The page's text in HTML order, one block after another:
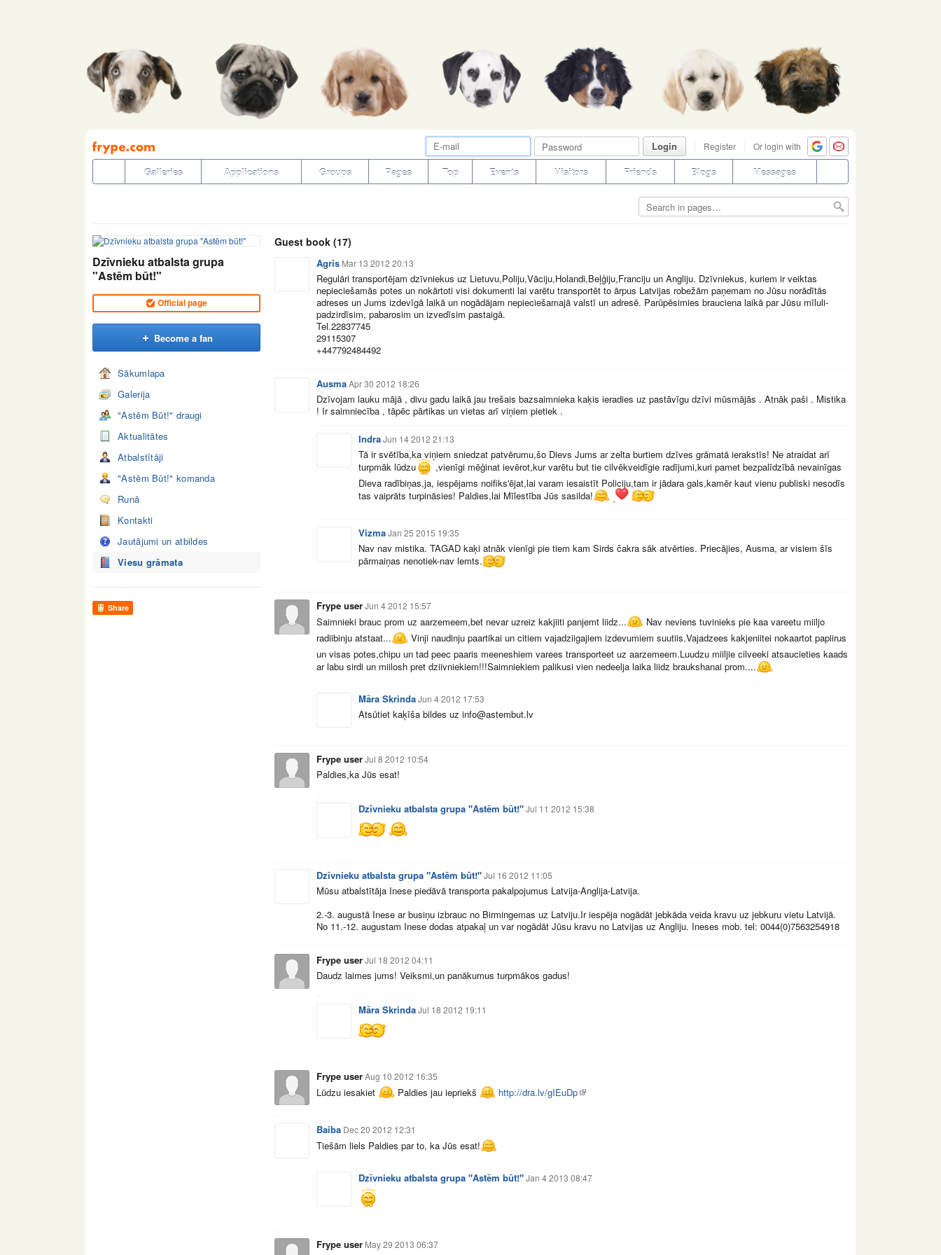
Pāriet
uz
saturu
Login Register Or login with
Galleries Applications Groups Pages Top Events Visitors Friends Blogs Messages
Dzīvnieku atbalsta grupa
"Astēm būt!"
Official page
Become a fan
Sākumlapa
Galerija
"Astēm Būt!" draugi
Aktualitātes
Atbalstītāji
"Astēm Būt!" komanda
Runā
Kontakti
Jautājumi un atbildes
Viesu grāmata
Share
Guest book (17)
Agris Mar 13 2012 20:13
Regulāri transportējam dzīvniekus uz Lietuvu,Poliju,Vāciju,Holandi,Beļģiju,Franciju un Angliju. Dzīvniekus, kuriem ir veiktas
nepieciešamās potes un nokārtoti visi dokumenti lai varētu transportēt to ārpus Latvijas robežām paņemam no Jūsu norādītās
adreses un Jums izdevīgā laikā un nogādājam nepieciešamajā valstī un adresē. Parūpēsimies brauciena laikā par Jūsu mīluli-
padzirdīsim, pabarosim un izvedīsim pastaigā.
Tel.22837745
29115307
+447792484492
AusmaApr 30 2012 18:26
Dzīvojam lauku mājā , divu gadu laikā jau trešais bazsaimnieka kaķis ieradies uz pastāvīgu dzīvi mūsmājās . Atnāk paši . Mistika
! Ir saimniecība , tāpēc pārtikas un vietas arī viņiem pietiek .
IndraJun 14 2012 21:13
Tā ir svētība,ka viņiem sniedzat patvērumu,šo Dievs Jums ar zelta burtiem dzīves grāmatā ierakstīs! Ne atraidat arī
turpmāk lūdzu
,vienīgi mēģinat ievērot,kur varētu but tie cilvēkveidīgie radījumi,kuri pamet bezpalīdzībā nevainīgas
Dieva radībiņas,ja, iespējams noifiks'ējat,lai varam iesaistīt Policiju,tam ir jādara gals,kamēr kaut vienu publiski nesodīs
tas vaiprāts turpināsies! Paldies,lai Mīlestība Jūs sasilda!
VizmaJan 25 2015 19:35
Nav nav mistika. TAGAD kaķi atnāk vienīgi pie tiem kam Sirds čakra sāk atvērties. Priecājies, Ausma, ar visiem šīs
pārmaiņas nenotiek-nav lemts.
Frype userJun 4 2012 15:57
Saimnieki brauc prom uz aarzemeem,bet nevar uzreiz kakjiiti panjemt liidz...
Nav neviens tuvinieks pie kaa vareetu miiljo
radiibinju atstaat...
Vinji naudinju paartikai un citiem vajadziigajiem izdevumiem suutiis.Vajadzees kakjeniitei nokaartot papiirus
un visas potes,chipu un tad peec paaris meeneshiem varees transporteet uz aarzemeem.Luudzu miiljie cilveeki atsaucieties kaads
ar labu sirdi un miilosh pret dziivniekiem!!!Saimniekiem palikusi vien nedeelja laika liidz braukshanai prom....
Māra SkrindaJun 4 2012 17:53
Atsūtiet kaķīša bildes uz info@astembut.lv
Frype userJul 8 2012 10:54
Paldies,ka Jūs esat!
Dzīvnieku atbalsta grupa "Astēm būt!"Jul 11 2012 15:38
Dzīvnieku atbalsta grupa "Astēm būt!"Jul 16 2012 11:05
Mūsu atbalstītāja Inese piedāvā transporta pakalpojumus Latvija-Anglija-Latvija.
2.-3. augustā Inese ar busiņu izbrauc no Birmingemas uz Latviju.Iriespēja nogādāt jebkāda veida kravu uz jebkuru vietu Latvijā.
No 11.-12. augustam Inese dodas atpakaļ un var nogādāt Jūsu kravu no Latvijas uz Angliju. Ineses mob. tel: 0044(0)7563254918
Frype userJul 18 2012 04:11
Daudz laimes jums! Veiksmi,un panākumus turpmākos gadus!
Māra SkrindaJul 18 2012 19:11
Frype userAug 10 2012 16:35
Lūdzu iesakiet Paldies jau iepriekš http://dra.lv/gIEuDp
Baiba Dec 20 2012 12:31
Tiešām liels Paldies par to, ka Jūs esat!
Dzīvnieku atbalsta grupa "Astēm būt!"Jan 4 2013 08:47
Frype user May 29 2013 06:37